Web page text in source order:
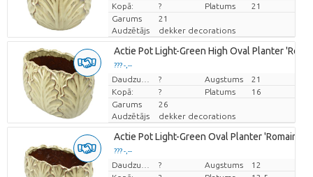
Kopā:
? Platums
21
Garums
21
Audzētājs
dekker decorations
Actie Pot Light-Green High Oval Planter
??? -,--
Cena par vienību
? Augstums
21
Kopā:
? Platums
16
Garums
26
Audzētājs
dekker decorations
Actie Pot Light-Green Oval Planter 'Romaine'
??? -,--
Cena par vienību
? Augstums
12